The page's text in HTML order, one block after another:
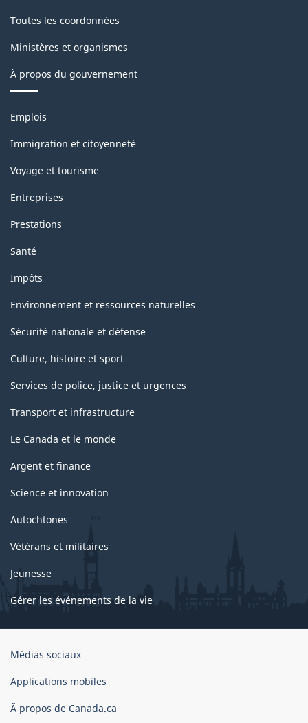
Toutes les coordonnées
Ministères et organismes
À propos du gouvernement
Thèmes
sujets
Emplois
Immigration et citoyenneté
Voyage et tourisme
Entreprises
Prestations
Santé
Impôts
Environnement et ressources naturelles
Sécurité nationale et défense
Culture, histoire et sport
Services de police, justice et urgences
Transport et infrastructure
Le Canada et le monde
Argent et finance
Science et innovation
Autochtones
Vétérans et militaires
Jeunesse
Gérer les événements de la vie
Organisation
gouvernement
Canada
Médias sociaux
Applications mobiles
Ã propos de Canada.ca